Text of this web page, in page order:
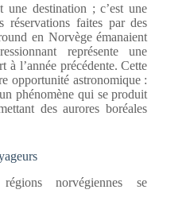
une destination ; c’est une
faites par des
en Norvège émanaient
représente une
à l’année précédente. Cette
opportunité astronomique :
phénomène qui se produit
des aurores boréales
norvégiennes se